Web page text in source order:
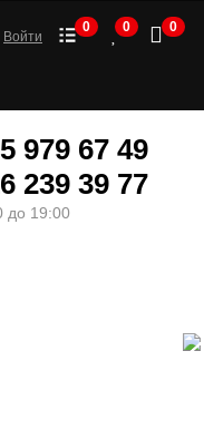
Войти
0 0 0
979 67 49
239 39 77
до 19:00